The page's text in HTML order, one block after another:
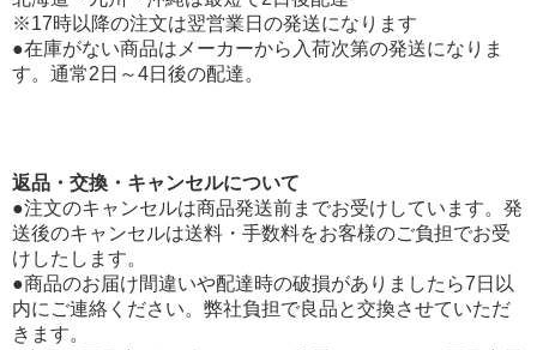
※17時以降の注文は翌営業日の発送になります
●在庫がない商品はメーカーから入荷次第の発送になりま
す。通常2日～4日後の配達。
返品・交換・キャンセルについて
●注文のキャンセルは商品発送前までお受けしています。発
送後のキャンセルは送料・手数料をお客様のご負担でお受
けしたします。
●商品のお届け間違いや配達時の破損がありましたら7日以
内にご連絡ください。弊社負担で良品と交換させていただ
きます。